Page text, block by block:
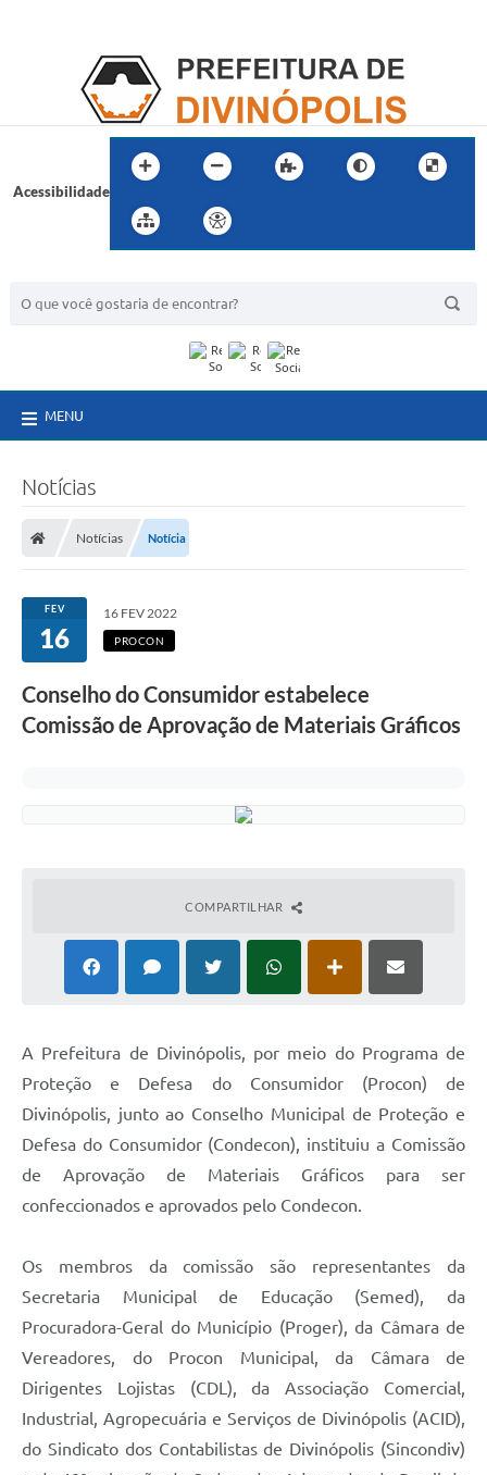
Acessibilidade
MENU
Notícias
Notícias Notícia
FEV
16
16 FEV 2022
PROCON
Conselho do Consumidor estabelece
Comissão de Aprovação de Materiais Gráficos
COMPARTILHAR
A Prefeitura de Divinópolis, por meio do Programa de
Proteção e Defesa do Consumidor (Procon) de
Divinópolis, junto ao Conselho Municipal de Proteção e
Defesa do Consumidor (Condecon), instituiu a Comissão
de Aprovação de Materiais Gráficos para ser
confeccionados e aprovados pelo Condecon.
Os membros da comissão são representantes da
Secretaria Municipal de Educação (Semed), da
Procuradora-Geral do Município (Proger), da Câmara de
Vereadores, do Procon Municipal, da Câmara de
Dirigentes Lojistas (CDL), da Associação Comercial,
Industrial, Agropecuária e Serviços de Divinópolis (ACID),
do Sindicato dos Contabilistas de Divinópolis (Sincondiv)